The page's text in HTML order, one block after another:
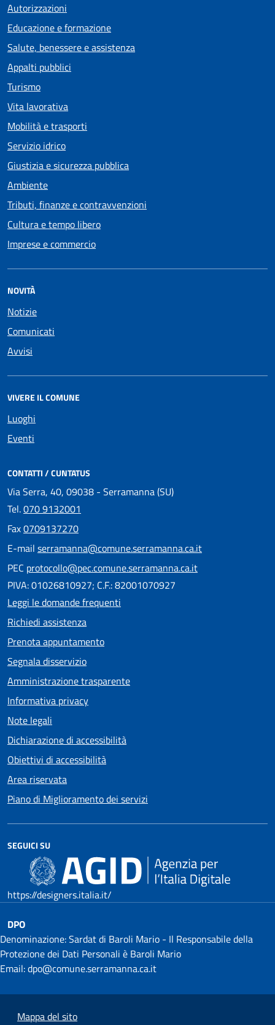
Autorizzazioni
Educazione e formazione
Salute, benessere e assistenza
Appalti pubblici
Turismo
Vita lavorativa
Mobilità e trasporti
Servizio idrico
Giustizia e sicurezza pubblica
Ambiente
Tributi, finanze e contravvenzioni
Cultura e tempo libero
Imprese e commercio
NOVITÀ
Notizie
Comunicati
Avvisi
VIVERE IL COMUNE
Luoghi
Eventi
CONTATTI / CUNTATUS
Via Serra, 40, 09038 - Serramanna (SU)
Tel.070 9132001
Fax0709137270
E-mail serramanna@comune.serramanna.ca.it
PEC protocollo@pec.comune.serramanna.ca.it
PIVA: 01026810927; C.F.: 82001070927
Leggi le domande frequenti
Richiedi assistenza
Prenota appuntamento
Segnala disservizio
Amministrazione trasparente
Informativa privacy
Note legali
Dichiarazione di accessibilità
Obiettivi di accessibilità
Area riservata
Piano di Miglioramento dei servizi
SEGUICI SU
https://designers.italia.it/
DPO
Denominazione: Sardat di Baroli Mario - Il Responsabile della
Protezione dei Dati Personali è Baroli Mario
Email: dpo@comune.serramanna.ca.it
Mappa del sito